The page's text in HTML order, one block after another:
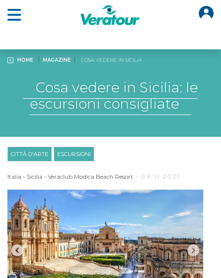
HOME MAGAZINE COSA VEDERE IN SICILIA
Cosa vedere in Sicilia: le
escursioni consigliate
CITTÀ D'ARTE ESCURSIONI
Italia - Sicilia - Veraclub Modica Beach Resort - 08.11.2021